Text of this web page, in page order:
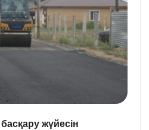
басқару жүйесін